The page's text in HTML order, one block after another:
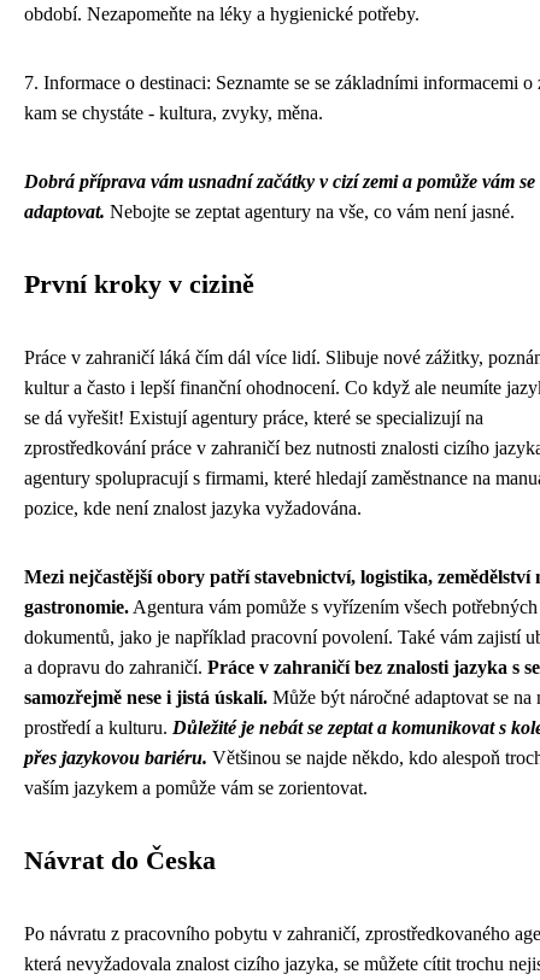
období. Nezapomeňte na léky a hygienické potřeby.
7. Informace o destinaci: Seznamte se se základními informacemi o
kam se chystáte - kultura, zvyky, měna.
Dobrá příprava vám usnadní začátky v cizí zemi a pomůže vám
adaptovat. Nebojte se zeptat agentury na vše, co vám není jasné.
První kroky v cizině
Práce v zahraničí láká čím dál více lidí. Slibuje nové zážitky,
kultur a často i lepší finanční ohodnocení. Co když ale neumíte
se dá vyřešit! Existují agentury práce, které se specializují na
zprostředkování práce v zahraničí bez nutnosti znalosti cizího
agentury spolupracují s firmami, které hledají zaměstnance na
pozice, kde není znalost jazyka vyžadována.
Mezi nejčastější obory patří stavebnictví, logistika, zemědělství
gastronomie. Agentura vám pomůže s vyřízením všech potřebných
dokumentů, jako je například pracovní povolení. Také vám zajistí
a dopravu do zahraničí. Práce v zahraničí bez znalosti jazyka s
samozřejmě nese i jistá úskalí. Může být náročné adaptovat se na
prostředí a kulturu. Důležité je nebát se zeptat a komunikovat s
přes jazykovou bariéru. Většinou se najde někdo, kdo alespoň
vaším jazykem a pomůže vám se zorientovat.
Návrat do Česka
Po návratu z pracovního pobytu v zahraničí, zprostředkovaného
která nevyžadovala znalost cizího jazyka, se můžete cítit trochu